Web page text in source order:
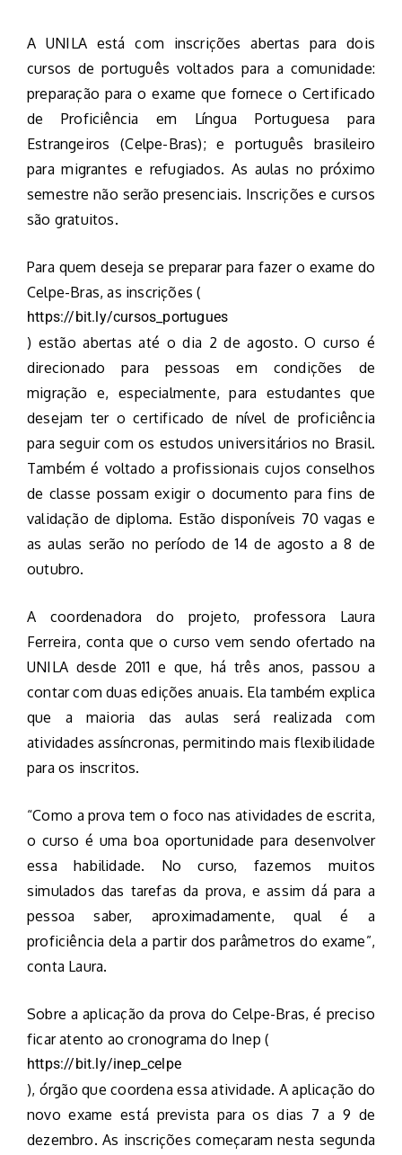
A UNILA está com inscrições abertas para dois
cursos de português voltados para a comunidade:
preparação para o exame que fornece o Certificado
de Proficiência em Língua Portuguesa para
Estrangeiros (Celpe-Bras); e português brasileiro
para migrantes e refugiados. As aulas no próximo
semestre não serão presenciais. Inscrições e cursos
são gratuitos.
Para quem deseja se preparar para fazer o exame do
Celpe-Bras, as inscrições (
https://bit.ly/cursos_portugues
) estão abertas até o dia 2 de agosto. O curso é
direcionado para pessoas em condições de
migração e, especialmente, para estudantes que
desejam ter o certificado de nível de proficiência
para seguir com os estudos universitários no Brasil.
Também é voltado a profissionais cujos conselhos
de classe possam exigir o documento para fins de
validação de diploma. Estão disponíveis 70 vagas e
as aulas serão no período de 14 de agosto a 8 de
outubro.
A coordenadora do projeto, professora Laura
Ferreira, conta que o curso vem sendo ofertado na
UNILA desde 2011 e que, há três anos, passou a
contar com duas edições anuais. Ela também explica
que a maioria das aulas será realizada com
atividades assíncronas, permitindo mais flexibilidade
para os inscritos.
“Como a prova tem o foco nas atividades de escrita,
o curso é uma boa oportunidade para desenvolver
essa habilidade. No curso, fazemos muitos
simulados das tarefas da prova, e assim dá para a
pessoa saber, aproximadamente, qual é a
proficiência dela a partir dos parâmetros do exame”,
conta Laura.
Sobre a aplicação da prova do Celpe-Bras, é preciso
ficar atento ao cronograma do Inep (
https://bit.ly/inep_celpe
), órgão que coordena essa atividade. A aplicação do
novo exame está prevista para os dias 7 a 9 de
dezembro. As inscrições começaram nesta segunda